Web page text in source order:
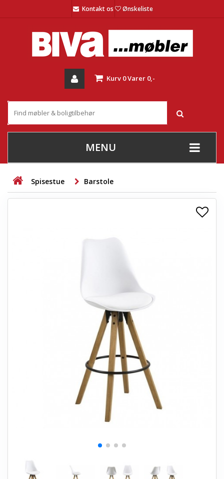
Kontakt os Ønskeliste
Kurv 0Varer 0,-
MENU
+
STUE
+
SPAR PENGE PÅ UDVALGTE VARER
Spisestue Barstole